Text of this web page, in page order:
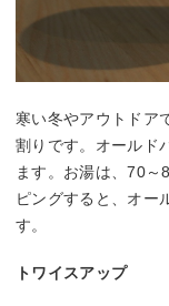
寒い冬やアウトドア
割りです。オールド
ます。お湯は、70
ピングすると、オー
す。
トワイスアップ